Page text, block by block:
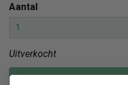
Aantal
Uitverkocht